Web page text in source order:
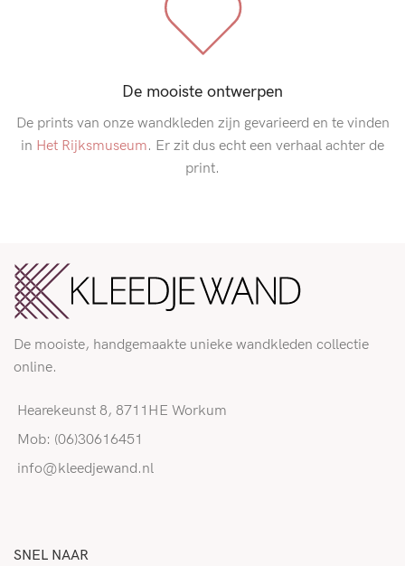
De mooiste ontwerpen
De prints van onze wandkleden zijn gevarieerd en te vinden
in Het Rijksmuseum. Er zit dus echt een verhaal achter de
print.
De mooiste, handgemaakte unieke wandkleden collectie
online.
Hearekeunst 8, 8711HE Workum
Mob: (06)30616451
info@kleedjewand.nl
SNEL NAAR